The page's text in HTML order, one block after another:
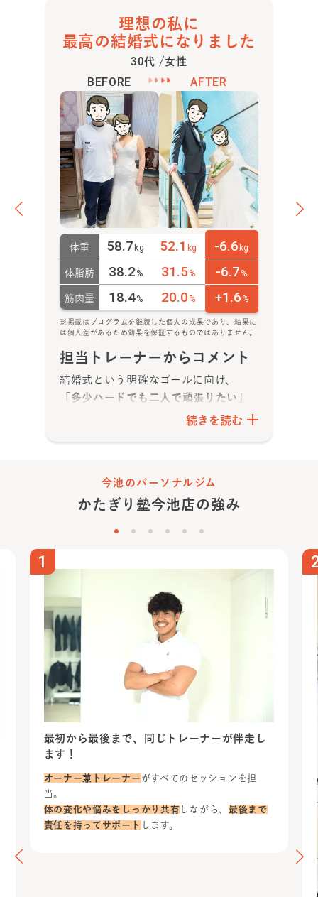
教えて頂いたトレーニングを自宅でも続けていくうちに、
日に日に身体の変化を実感するようになりました。
悩みだった腰痛や肩こりも大分改善し、調子の良い日が長
ニングを楽しく続けられています。また、トレーニングの
合間に食事や身体の仕組みなどのお話が聞けることも通う
楽しみの一つです。
これからも身体のケアを頑張っていきたいと思います。い
つもありがとうございます。
理想の私に
最高の結婚式になりました
30代 /女性
BEFORE AFTER
体重 58.7 kg 52.1 kg -6.6 kg
体脂肪 38.2 % 31.5% -6.7 %
筋肉量 18.4% 20.0 % +1.6 %
※掲載はプログラムを継続した個人の成果であり、結果に
は個人差があるため効果を保証するものではありません。
担当トレーナーからコメント
結婚式という明確なゴールに向け、
「多少ハードでも二人で頑張りたい」
されました。
されました！
海外出張や多忙な時期に変化が停滞し
続きを読む
今池のパーソナルジム
かたぎり塾今池店 の強み
1
最初から最後まで、同じトレーナーが伴走し
ます！
オーナー兼トレーナー がすべてのセッションを担
当。
体の変化や悩みをしっかり共有 しながら、 最後まで
責任を持ってサポート します。